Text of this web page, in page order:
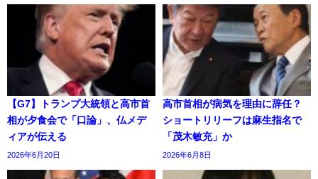
【G7】トランプ大統領と高市首
相が夕食会で「口論」、仏メデ
ィアが伝える
2026年6月20日
高市首相が病気を理由に辞任？
ショートリリーフは麻生指名で
「茂木敏充」か
2026年6月8日